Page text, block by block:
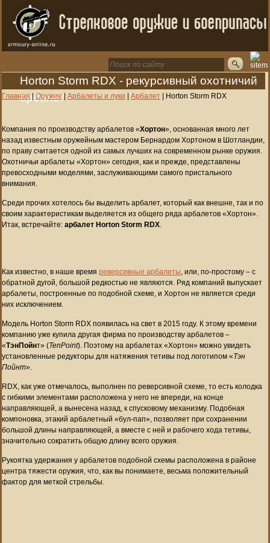
Horton Storm RDX - рекурсивный охотничий
арбалет
Главная|Оружие| Арбалеты и луки | Арбалет | Horton Storm RDX
Компания по производству арбалетов «Хортон», основанная много лет
назад известным оружейным мастером Бернардом Хортоном в Шотландии,
по праву считается одной из самых лучших на современном рынке оружия.
Охотничьи арбалеты «Хортон» сегодня, как и прежде, представлены
превосходными моделями, заслуживающими самого пристального
внимания.
Среди прочих хотелось бы выделить арбалет, который как внешне, так и по
своим характеристикам выделяется из общего ряда арбалетов «Хортон».
Итак, встречайте: арбалет Horton Storm RDX.
Как известно, в наше время реверсивные арбалеты, или, по-простому – с
обратной дугой, большой редкостью не являются. Ряд компаний выпускает
арбалеты, построенные по подобной схеме, и Хортон не является среди
них исключением.
Модель Horton Storm RDX появилась на свет в 2015 году. К этому времени
компанию уже купила другая фирма по производству арбалетов –
«ТэнПойнт» (TenPoint). Поэтому на арбалетах «Хортон» можно увидеть
установленные редукторы для натяжения тетивы под логотипом «Тэн
Пойнт».
RDX, как уже отмечалось, выполнен по реверсивной схеме, то есть колодка
с гибкими элементами расположена у него не впереди, на конце
направляющей, а вынесена назад, к спусковому механизму. Подобная
компоновка, этакий арбалетный «бул-пап», позволяет при сохранении
большой длины направляющей, а вместе с ней и рабочего хода тетивы,
значительно сократить общую длину всего оружия.
Рукоятка удержания у арбалетов подобной схемы расположена в районе
центра тяжести оружия, что, как вы понимаете, весьма положительный
фактор для меткой стрельбы.